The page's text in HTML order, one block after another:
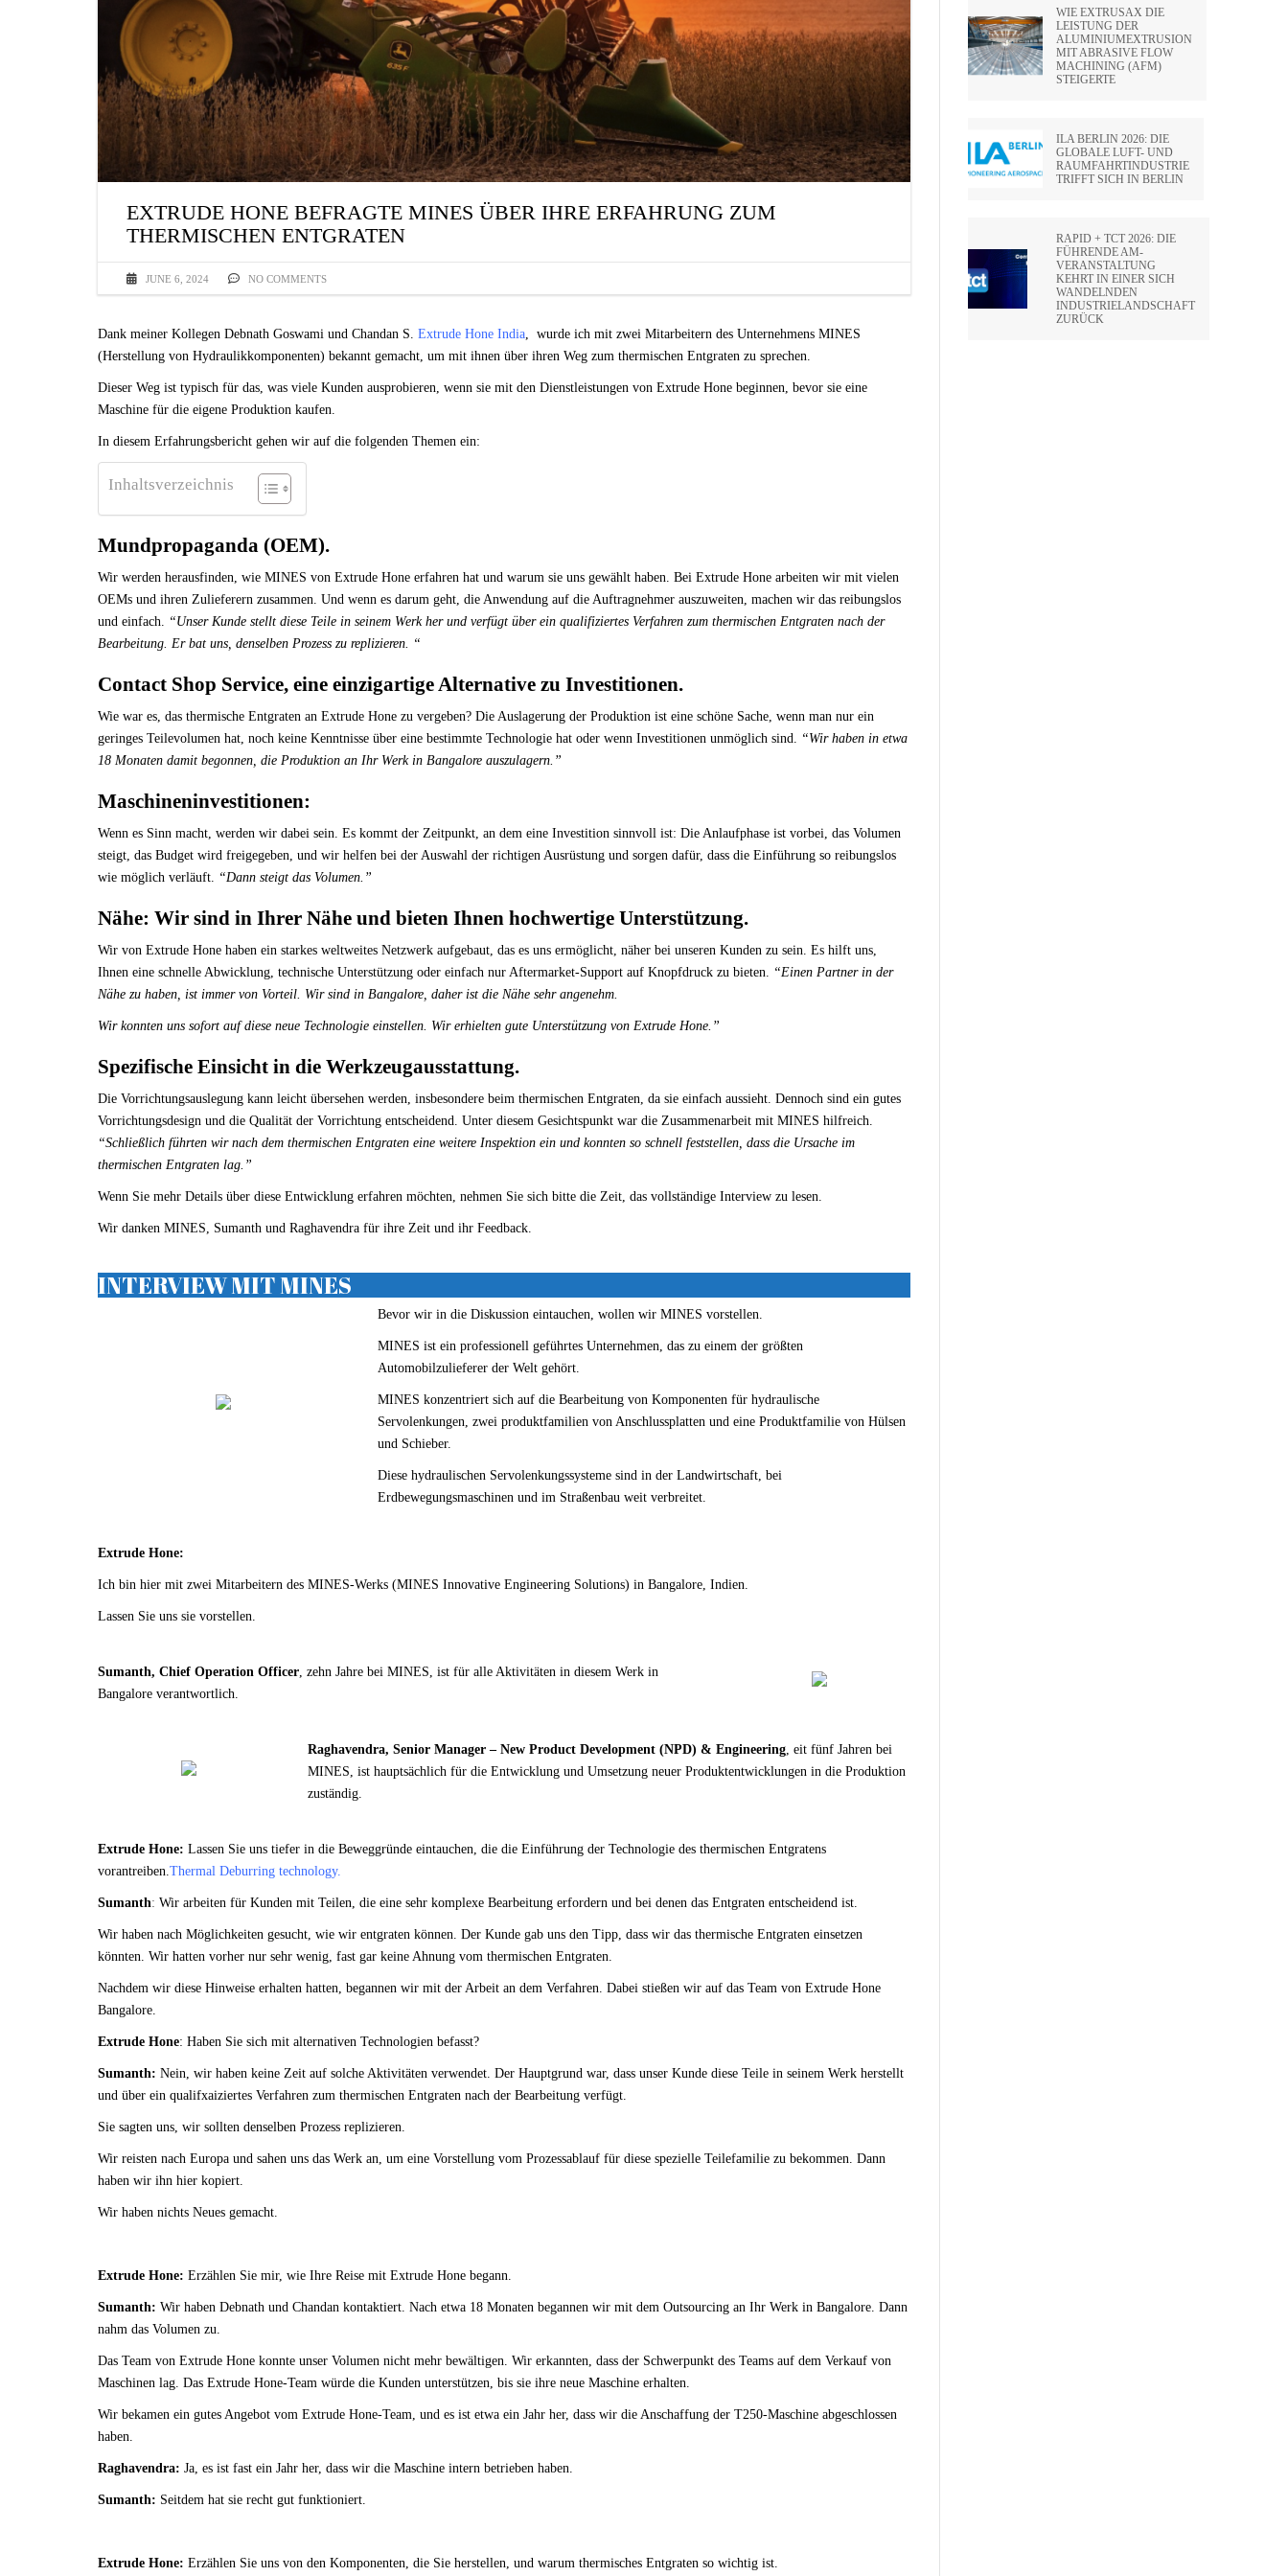
EXTRUDE HONE BEFRAGTE MINES ÜBER IHRE ERFAHRUNG ZUM
THERMISCHEN ENTGRATEN
JUNE 6, 2024 NO COMMENTS
Dank meiner Kollegen Debnath Goswami und Chandan S. Extrude Hone India , wurde ich mit zwei Mitarbeitern des Unternehmens MINES
(Herstellung von Hydraulikkomponenten) bekannt gemacht, um mit ihnen über ihren Weg zum thermischen Entgraten zu sprechen.
Dieser Weg ist typisch für das, was viele Kunden ausprobieren, wenn sie mit den Dienstleistungen von Extrude Hone beginnen, bevor sie eine
Maschine für die eigene Produktion kaufen.
In diesem Erfahrungsbericht gehen wir auf die folgenden Themen ein:
Inhaltsverzeichnis
Mundpropaganda (OEM).
Wir werden herausfinden, wie MINES von Extrude Hone erfahren hat und warum sie uns gewählt haben. Bei Extrude Hone arbeiten wir mit vielen
OEMs und ihren Zulieferern zusammen. Und wenn es darum geht, die Anwendung auf die Auftragnehmer auszuweiten, machen wir das reibungslos
und einfach.
“Unser Kunde stellt diese Teile in seinem Werk her und verfügt über ein qualifiziertes Verfahren zum thermischen Entgraten nach der
Bearbeitung. Er bat uns, denselben Prozess zu replizieren. “
Contact Shop Service, eine einzigartige Alternative zu Investitionen.
Wie war es, das thermische Entgraten an Extrude Hone zu vergeben? Die Auslagerung der Produktion ist eine schöne Sache, wenn man nur ein
geringes Teilevolumen hat, noch keine Kenntnisse über eine bestimmte Technologie hat oder wenn Investitionen unmöglich sind.
“Wir haben in etwa
18 Monaten damit begonnen, die Produktion an Ihr Werk in Bangalore auszulagern.”
Maschineninvestitionen:
Wenn es Sinn macht, werden wir dabei sein. Es kommt der Zeitpunkt, an dem eine Investition sinnvoll ist: Die Anlaufphase ist vorbei, das Volumen
steigt, das Budget wird freigegeben, und wir helfen bei der Auswahl der richtigen Ausrüstung und sorgen dafür, dass die Einführung so reibungslos
wie möglich verläuft.
“Dann steigt das Volumen.”
Nähe: Wir sind in Ihrer Nähe und bieten Ihnen hochwertige Unterstützung.
Wir von Extrude Hone haben ein starkes weltweites Netzwerk aufgebaut, das es uns ermöglicht, näher bei unseren Kunden zu sein. Es hilft uns,
Ihnen eine schnelle Abwicklung, technische Unterstützung oder einfach nur Aftermarket-Support auf Knopfdruck zu bieten.
“Einen Partner in der
Nähe zu haben, ist immer von Vorteil. Wir sind in Bangalore, daher ist die Nähe sehr angenehm.
Wir konnten uns sofort auf diese neue Technologie einstellen. Wir erhielten gute Unterstützung von Extrude Hone.”
Spezifische Einsicht in die Werkzeugausstattung.
Die Vorrichtungsauslegung kann leicht übersehen werden, insbesondere beim thermischen Entgraten, da sie einfach aussieht. Dennoch sind ein gutes
Vorrichtungsdesign und die Qualität der Vorrichtung entscheidend. Unter diesem Gesichtspunkt war die Zusammenarbeit mit MINES hilfreich.
“Schließlich führten wir nach dem thermischen Entgraten eine weitere Inspektion ein und konnten so schnell feststellen, dass die Ursache im
thermischen Entgraten lag.”
Wenn Sie mehr Details über diese Entwicklung erfahren möchten, nehmen Sie sich bitte die Zeit, das vollständige Interview zu lesen.
Wir danken MINES, Sumanth und Raghavendra für ihre Zeit und ihr Feedback.
INTERVIEW MIT MINES
Bevor wir in die Diskussion eintauchen, wollen wir MINES vorstellen.
MINES ist ein professionell geführtes Unternehmen, das zu einem der größten
Automobilzulieferer der Welt gehört.
MINES konzentriert sich auf die Bearbeitung von Komponenten für hydraulische
Servolenkungen, zwei produktfamilien von Anschlussplatten und eine Produktfamilie von Hülsen
und Schieber.
Diese hydraulischen Servolenkungssysteme sind in der Landwirtschaft, bei
Erdbewegungsmaschinen und im Straßenbau weit verbreitet.
Extrude Hone:
Ich bin hier mit zwei Mitarbeitern des MINES-Werks (MINES Innovative Engineering Solutions) in Bangalore, Indien.
Lassen Sie uns sie vorstellen.
Sumanth, Chief Operation Officer , zehn Jahre bei MINES, ist für alle Aktivitäten in diesem Werk in
Bangalore verantwortlich.
Raghavendra, Senior Manager – New Product Development (NPD) & Engineering , eit fünf Jahren bei
MINES, ist hauptsächlich für die Entwicklung und Umsetzung neuer Produktentwicklungen in die Produktion
zuständig
Extrude Hone: Lassen Sie uns tiefer in die Beweggründe eintauchen, die die Einführung der Technologie des thermischen Entgratens
vorantreiben. Thermal Deburring technology.
Sumanth: Wir arbeiten für Kunden mit Teilen, die eine sehr komplexe Bearbeitung erfordern und bei denen das Entgraten entscheidend ist.
Wir haben nach Möglichkeiten gesucht, wie wir entgraten können. Der Kunde gab uns den Tipp, dass wir das thermische Entgraten einsetzen
könnten. Wir hatten vorher nur sehr wenig, fast gar keine Ahnung vom thermischen Entgraten.
Nachdem wir diese Hinweise erhalten hatten, begannen wir mit der Arbeit an dem Verfahren. Dabei stießen wir auf das Team von Extrude Hone
Bangalore.
Extrude Hone: Haben Sie sich mit alternativen Technologien befasst?
Sumanth: Nein, wir haben keine Zeit auf solche Aktivitäten verwendet. Der Hauptgrund war, dass unser Kunde diese Teile in seinem Werk herstellt
und über ein qualifxaiziertes Verfahren zum thermischen Entgraten nach der Bearbeitung verfügt.
Sie sagten uns, wir sollten denselben Prozess replizieren.
Wir reisten nach Europa und sahen uns das Werk an, um eine Vorstellung vom Prozessablauf für diese spezielle Teilefamilie zu bekommen. Dann
haben wir ihn hier kopiert.
Wir haben nichts Neues gemacht.
Extrude Hone: Erzählen Sie mir, wie Ihre Reise mit Extrude Hone begann.
Sumanth: Wir haben Debnath und Chandan kontaktiert. Nach etwa 18 Monaten begannen wir mit dem Outsourcing an Ihr Werk in Bangalore. Dann
nahm das Volumen zu.
Das Team von Extrude Hone konnte unser Volumen nicht mehr bewältigen. Wir erkannten, dass der Schwerpunkt des Teams auf dem Verkauf von
Maschinen lag. Das Extrude Hone-Team würde die Kunden unterstützen, bis sie ihre neue Maschine erhalten.
Wir bekamen ein gutes Angebot vom Extrude Hone-Team, und es ist etwa ein Jahr her, dass wir die Anschaffung der T250-Maschine abgeschlossen
haben.
Raghavendra: Ja, es ist fast ein Jahr her, dass wir die Maschine intern betrieben haben.
Sumanth: Seitdem hat sie recht gut funktioniert.
Extrude Hone: Erzählen Sie uns von den Komponenten, die Sie herstellen, und warum thermisches Entgraten so wichtig ist.
WIE EXTRUSAX DIE
LEISTUNG DER
ALUMINIUMEXTRUSION
MIT ABRASIVE FLOW
MACHINING (AFM)
STEIGERTE
ILA BERLIN 2026: DIE
GLOBALE LUFT- UND
RAUMFAHRTINDUSTRIE
TRIFFT SICH IN BERLIN
RAPID + TCT 2026: DIE
FÜHRENDE AM-
VERANSTALTUNG
KEHRT IN EINER SICH
WANDELNDEN
INDUSTRIELANDSCHAFT
ZURÜCK